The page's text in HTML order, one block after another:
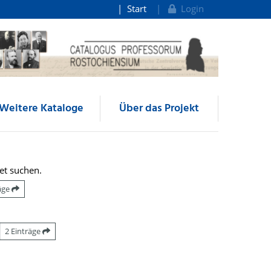
Start Login
Kataloge Über das Projekt
suchen.
2 Einträge